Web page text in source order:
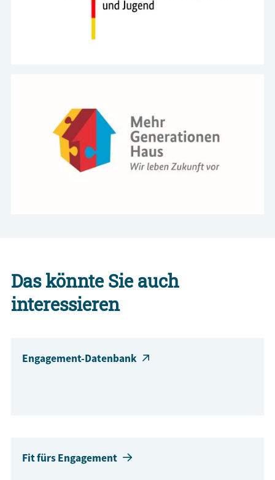
Das könnte Sie auch
interessieren
Engagement-Datenbank
Fit fürs Engagement